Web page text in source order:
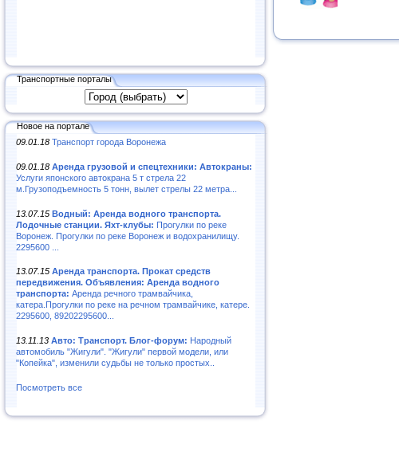
Транспортные порталы
Новое на портале
09.01.18 Транспорт города Воронежа
09.01.18 Аренда грузовой и спецтехники: Автокраны:
Услуги японского автокрана 5 т стрела 22
м.Грузоподъемность 5 тонн, вылет стрелы 22 метра...
13.07.15 Водный: Аренда водного транспорта.
Лодочные станции. Яхт-клубы: Прогулки по реке
Воронеж. Прогулки по реке Воронеж и водохранилищу.
2295600 ...
13.07.15 Аренда транспорта. Прокат средств
передвижения. Объявления: Аренда водного
транспорта: Аренда речного трамвайчика,
катера.Прогулки по реке на речном трамвайчике, катере.
2295600, 89202295600...
13.11.13 Авто: Транспорт. Блог-форум: Народный
автомобиль "Жигули". "Жигули" первой модели, или
"Копейка", изменили судьбы не только простых..
Посмотреть все